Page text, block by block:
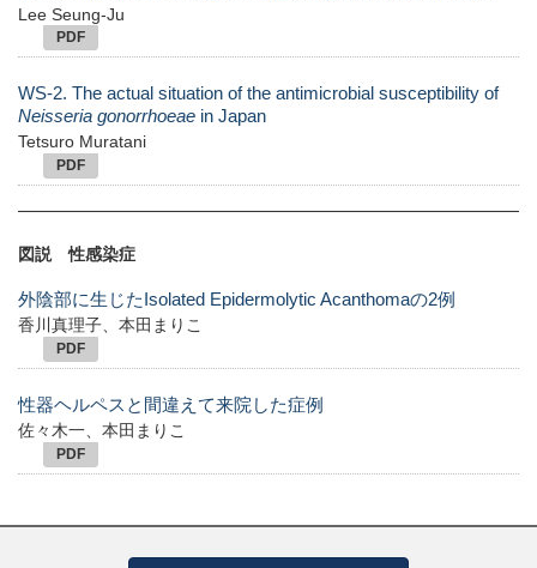
Lee Seung-Ju
PDF
WS-2. The actual situation of the antimicrobial susceptibility of
Neisseria gonorrhoeae in Japan
Tetsuro Muratani
PDF
図説 性感染症
外陰部に生じたIsolated Epidermolytic Acanthomaの2例
香川真理子、本田まりこ
PDF
性器ヘルペスと間違えて来院した症例
佐々木一、本田まりこ
PDF